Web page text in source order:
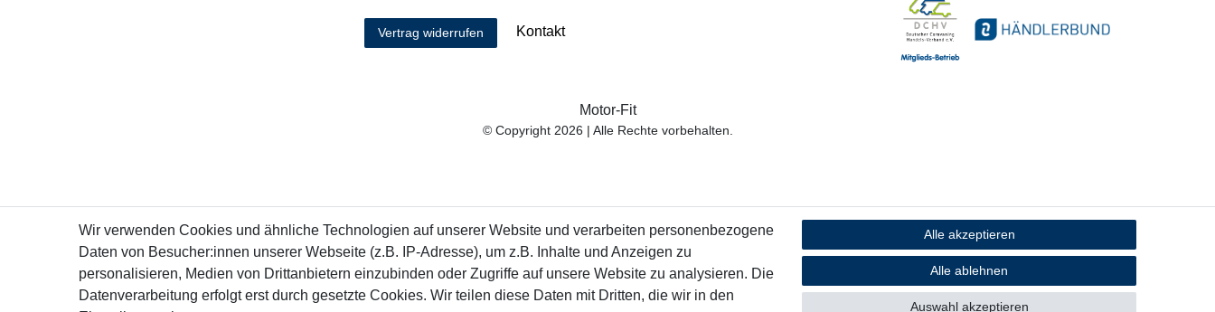
Vertrag widerrufen Kontakt
Motor-Fit
© Copyright 2026 | Alle Rechte vorbehalten.
Wir verwenden Cookies und ähnliche Technologien auf unserer Website und verarbeiten personenbezogene
Daten von Besucher:innen unserer Webseite (z.B. IP-Adresse), um z.B. Inhalte und Anzeigen zu
personalisieren, Medien von Drittanbietern einzubinden oder Zugriffe auf unsere Website zu analysieren. Die
Datenverarbeitung erfolgt erst durch gesetzte Cookies. Wir teilen diese Daten mit Dritten, die wir in den
Alle akzeptieren
Alle ablehnen
Auswahl akzeptieren